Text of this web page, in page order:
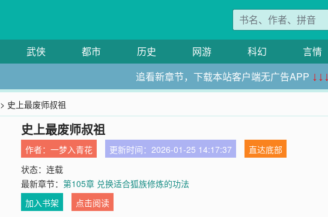
武侠 都市 历史 网游 科幻 言情
追看新章节，下载本站客户端无广告APP ↓↓↓
> 史上最废师叔祖
史上最废师叔祖
作者：一梦入青花 更新时间：2026-01-25 14:17:37
直达底部
状态：连载
最新章节：第105章 兑换适合狐族修炼的功法
加入书架
点击阅读